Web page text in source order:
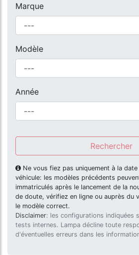
Marque
Modèle
Année
Rechercher
Ne vous fiez pas uniquement à la
véhicule: les modèles précédents
immatriculés après le lancement de la
de doute, vérifiez en ligne ou auprès du
le modèle correct.
Disclaimer: les configurations indiquées
tests internes. Lampa décline toute
d'éventuelles erreurs dans les